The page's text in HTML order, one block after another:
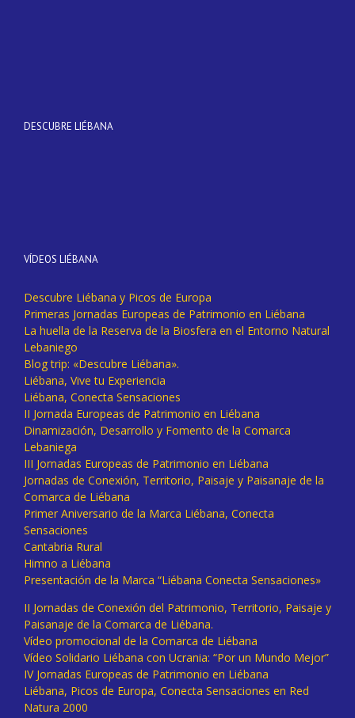
DESCUBRE LIÉBANA
VÍDEOS LIÉBANA
Descubre Liébana y Picos de Europa
Primeras Jornadas Europeas de Patrimonio en Liébana
La huella de la Reserva de la Biosfera en el Entorno Natural
Lebaniego
Blog trip: «Descubre Liébana».
Liébana, Vive tu Experiencia
Liébana, Conecta Sensaciones
II Jornada Europeas de Patrimonio en Liébana
Dinamización, Desarrollo y Fomento de la Comarca
Lebaniega
III Jornadas Europeas de Patrimonio en Liébana
Jornadas de Conexión, Territorio, Paisaje y Paisanaje de la
Comarca de Liébana
Primer Aniversario de la Marca Liébana, Conecta
Sensaciones
Cantabria Rural
Himno a Liébana
Presentación de la Marca “Liébana Conecta Sensaciones»
II Jornadas de Conexión del Patrimonio, Territorio, Paisaje y
Paisanaje de la Comarca de Liébana.
Vídeo promocional de la Comarca de Liébana
Vídeo Solidario Liébana con Ucrania: “Por un Mundo Mejor”
IV Jornadas Europeas de Patrimonio en Liébana
Liébana, Picos de Europa, Conecta Sensaciones en Red
Natura 2000